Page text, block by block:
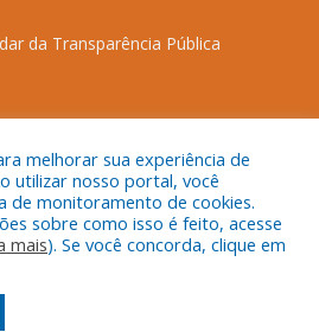
da Transparência Pública
a Prefeitura Municipal de Anapurus.
o Webmail
melhorar sua experiência de
utilizar nosso portal, você
de monitoramento de cookies.
sobre como isso é feito, acesse
mais). Se você concorda, clique em